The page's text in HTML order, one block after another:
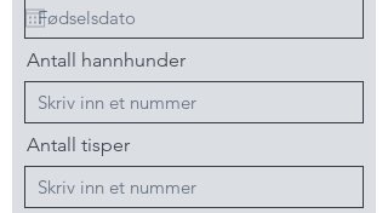
Antall hannhunder
Antall tisper